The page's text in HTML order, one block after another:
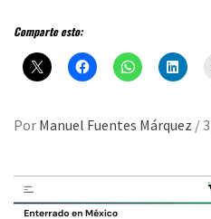
Comparte esto:
Por Manuel Fuentes Márquez /